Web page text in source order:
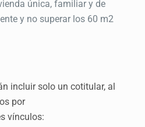
única, familiar y de
y no superar los 60 m2
incluir solo un cotitular, al
por
vínculos: